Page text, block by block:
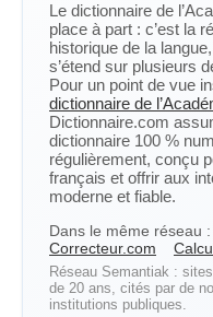
Le dictionnaire de
place à part : c’est la
historique de la
s’étend sur plusieurs
Pour un point de vue
dictionnaire de
Dictionnaire.com
dictionnaire 100 %
régulièrement, conçu
français et offrir aux
moderne et fiable.
Dans le même réseau :
Correcteur.com
Réseau Semantiak :
de 20 ans, cités par de
institutions publiques.